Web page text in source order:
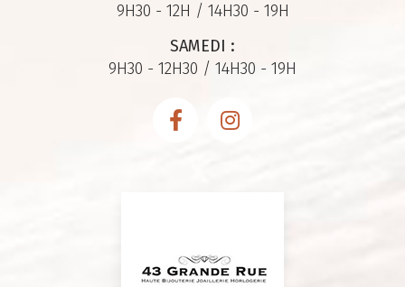
9H30 - 12H / 14H30 - 19H
SAMEDI :
9H30 - 12H30 / 14H30 - 19H